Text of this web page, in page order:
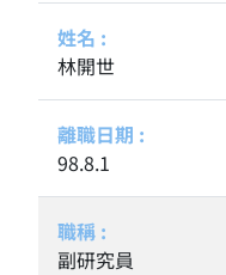
林開世
98.8.1
副研究員